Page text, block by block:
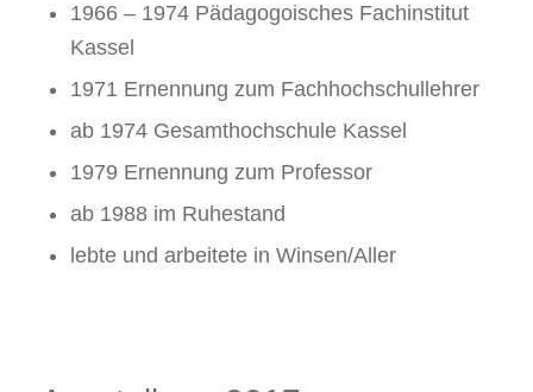
1966 – 1974 Pädagogoisches Fachinstitut
Kassel
1971 Ernennung zum Fachhochschullehrer
ab 1974 Gesamthochschule Kassel
1979 Ernennung zum Professor
ab 1988 im Ruhestand
lebte und arbeitete in Winsen/Aller